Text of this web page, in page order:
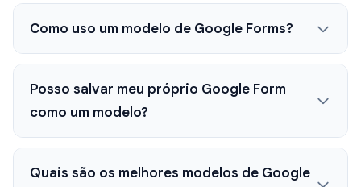
Como uso um modelo de Google Forms?
Posso salvar meu próprio Google Form
como um modelo?
Quais são os melhores modelos de Google